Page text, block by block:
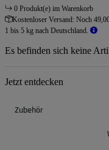
0 Produkt(e) im Warenkorb
Kostenloser Versand: Noch
1 bis 5 kg nach Deutschland.
Es befinden sich keine
Jetzt entdecken
Zubehör